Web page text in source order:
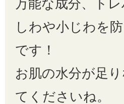
万能な成分、トレ
しわや小じわを
です！
お肌の水分が足
てくださいね。